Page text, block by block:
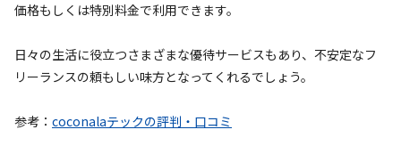
価格もしくは特別料金で利用できます。
日々の生活に役立つさまざまな優待サービスもあり、不安定なフ
リーランスの頼もしい味方となってくれるでしょう。
参考： coconalaテックの評判・口コミ